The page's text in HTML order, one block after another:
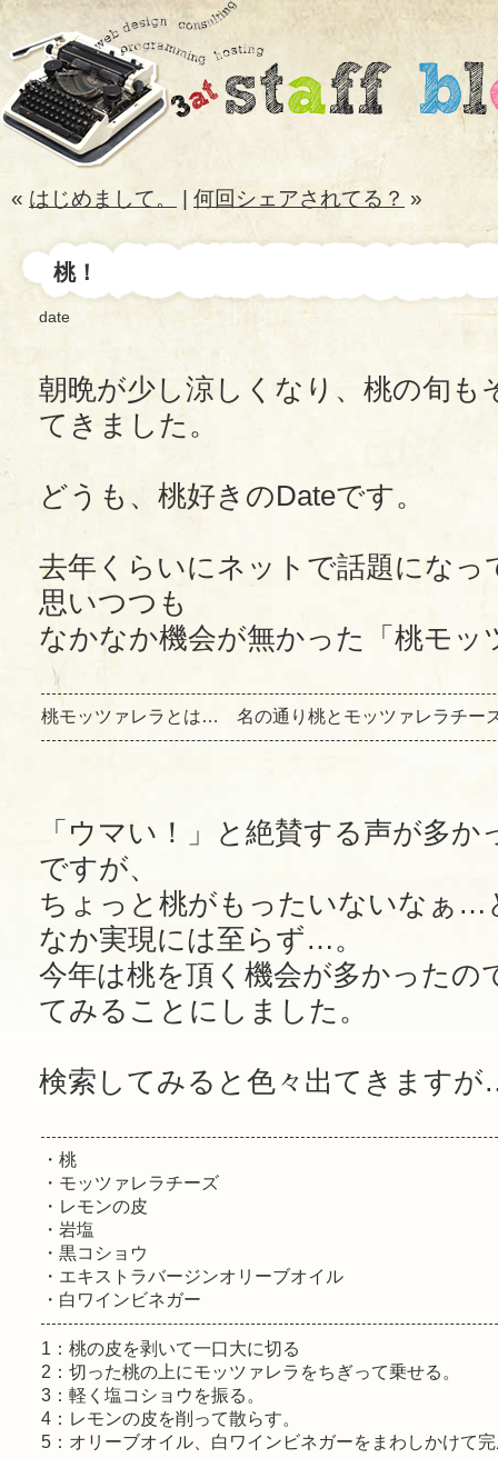
« はじめまして。 何回シェアされてる？ »
桃！
date
朝晩が少し涼しくなり、桃の旬も
てきました。
どうも、桃好きのDateです。
去年くらいにネットで話題にな
思いつつも
なかなか機会が無かった「桃モッ
桃モッツァレラとは… 名の通り桃とモッツァレラチー
「ウマい！」と絶賛する声が多
ですが、
ちょっと桃がもったいないなぁ…
なか実現には至らず…。
今年は桃を頂く機会が多かったの
てみることにしました。
検索してみると色々出てきます
・桃
・モッツァレラチーズ
・レモンの皮
・岩塩
・黒コショウ
・エキストラバージンオリーブオイル
・白ワインビネガー
1：桃の皮を剥いて一口大に切る
2：切った桃の上にモッツァレラをちぎって乗せる。
3：軽く塩コショウを振る。
4：レモンの皮を削って散らす。
5：オリーブオイル、白ワインビネガーをまわしかけて